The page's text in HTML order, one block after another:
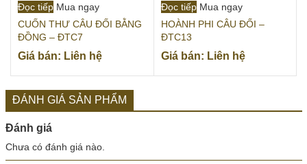
Đọc tiếp Mua ngay
CUỐN THƯ CÂU ĐỐI BẰNG
ĐỒNG – ĐTC7
Giá bán: Liên hệ
Đọc tiếp Mua ngay
HOÀNH PHI CÂU ĐỐI –
ĐTC13
Giá bán: Liên hệ
ĐÁNH GIÁ SẢN PHẨM
Đánh giá
Chưa có đánh giá nào.